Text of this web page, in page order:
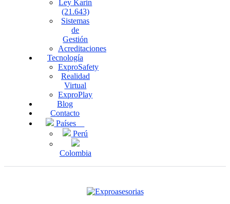
Ley Karin
(21.643)
Sistemas
de
Gestión
Acreditaciones
Tecnología
ExproSafety
Realidad
Virtual
ExproPlay
Blog
Contacto
Países
Perú
Colombia